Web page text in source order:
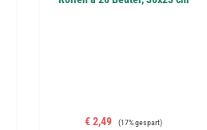
Verkaufspreis:
€ 2,49 Regulärer Preis:
(17% gespart)